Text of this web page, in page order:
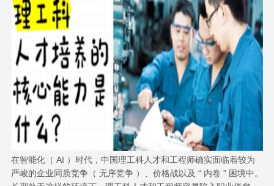
在智能化（ AI ）时代，中国理工科人才和工程师确实面临着较为
严峻的企业同质竞争（ 无序竞争 ）、价格战以及 “ 内卷 ” 困境中。